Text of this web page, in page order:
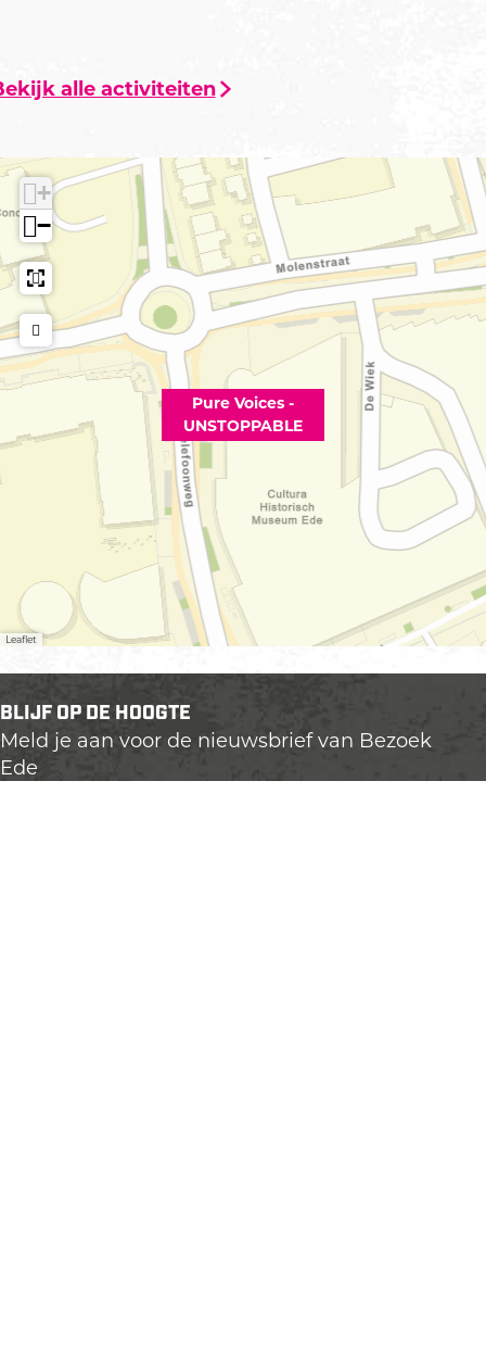
alle activiteiten
Pure Voices -
UNSTOPPABLE
+
−
Leaflet
BLIJF OP DE HOOGTE
Meld je aan voor de nieuwsbrief van Bezoek
Ede